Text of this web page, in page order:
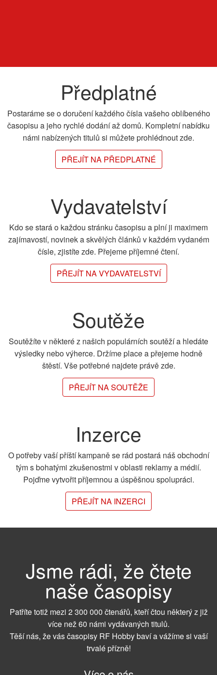
Předplatné
Postaráme se o doručení každého čísla vašeho oblíbeného
časopisu a jeho rychlé dodání až domů. Kompletní nabídku
námi nabízených titulů si můžete prohlédnout zde.
PŘEJÍT NA PŘEDPLATNÉ
Vydavatelství
Kdo se stará o každou stránku časopisu a plní ji maximem
zajímavostí, novinek a skvělých článků v každém vydaném
čísle, zjistíte zde. Přejeme příjemné čtení.
PŘEJÍT NA VYDAVATELSTVÍ
Soutěže
Soutěžíte v některé z našich populárních soutěží a hledáte
výsledky nebo výherce. Držíme place a přejeme hodně
štěstí. Vše potřebné najdete právě zde.
PŘEJÍT NA SOUTĚŽE
Inzerce
O potřeby vaší příští kampaně se rád postará náš obchodní
tým s bohatými zkušenostmi v oblasti reklamy a médií.
Pojďme vytvořit příjemnou a úspěšnou spolupráci.
PŘEJÍT NA INZERCI
Jsme rádi, že čtete
naše časopisy
Patříte totiž mezi 2 300 000 čtenářů, kteří čtou některý z již
více než 60 námi vydávaných titulů.
Těší nás, že vás časopisy RF Hobby baví a vážíme si vaší
trvalé přízně!